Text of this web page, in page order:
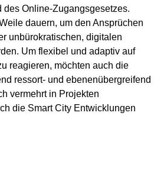
des Online-Zugangsgesetzes.
dauern, um den Ansprüchen
unbürokratischen, digitalen
Um flexibel und adaptiv auf
reagieren, möchten auch die
ressort- und ebenenübergreifend
vermehrt in Projekten
die Smart City Entwicklungen